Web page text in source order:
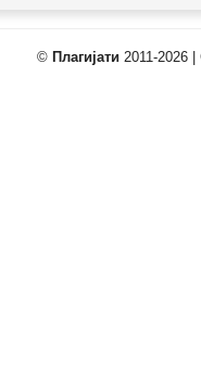
© Плагијати 2011-2026